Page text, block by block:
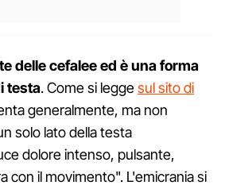
delle cefalee ed è una forma
testa. Come si leggesul sito di
generalmente, ma non
solo lato della testa
dolore intenso, pulsante,
con il movimento". L'emicrania si